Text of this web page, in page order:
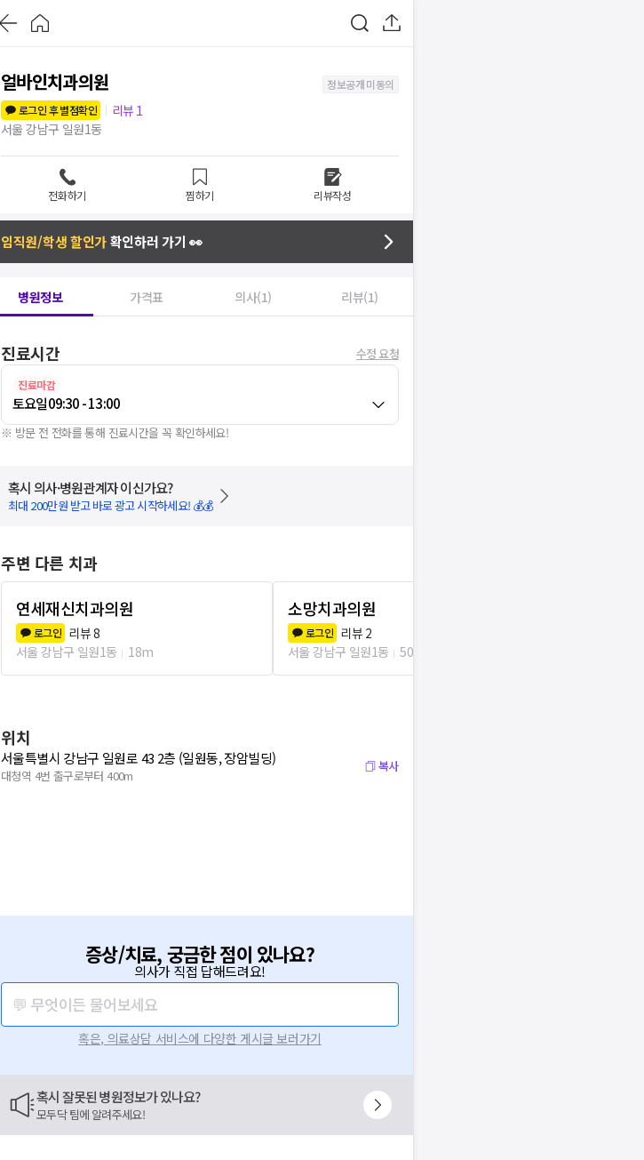
얼바인치과의원
정보공개 미동의
로그인 후 별점확인
리뷰 1
서울 강남구 일원1동
전화하기 찜하기 리뷰작성
임직원/학생 할인가확인하러 가기 👀
병원정보 가격표 의사(1) 리뷰(1)
진료시간 수정 요청
진료마감
토요일09:30 - 13:00
※ 방문 전 전화를 통해 진료시간을 꼭 확인하세요!
혹시 의사·병원관계자 이신가요?
최대 200만원 받고 바로 광고 시작하세요! 💰💰
주변 다른 치과
연세재신치과의원
로그인 리뷰8
서울 강남구 일원1동
18m
소망치과의원
로그인 리뷰 2
서울 강남구 일원1동
50m
위치
서울특별시 강남구 일원로 43 2층 (일원동, 장암빌딩)
대청역 4번 출구로부터 400m
복사
증상/치료, 궁금한 점이 있나요?
의사가 직접 답해드려요!
💬 무엇이든 물어보세요
혹은, 의료상담 서비스에 다양한 게시글 보러가기
혹시 잘못된 병원정보가 있나요?
모두닥 팀에 알려주세요!